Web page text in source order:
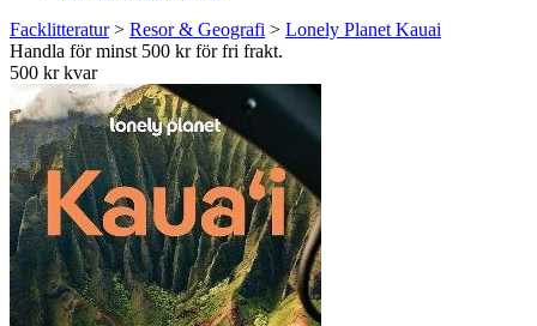
Facklitteratur> Resor & Geografi > Lonely Planet Kauai
Handla för minst 500 kr för fri frakt.
500 kr kvar